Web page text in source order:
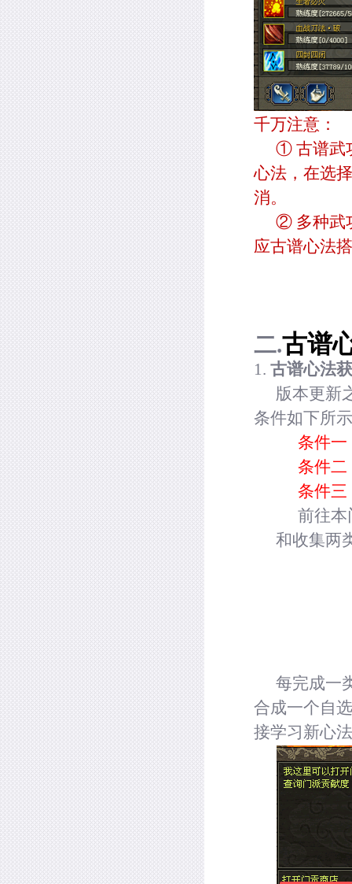
千万注意：
① 古谱武
心法，在选
消。
② 多种武
应古谱心法
二.古谱
1. 古谱心法
版本更新
条件如下所
条件一
条件二
条件三
前往本
和收集两
每完成一
合成一个自
接学习新心